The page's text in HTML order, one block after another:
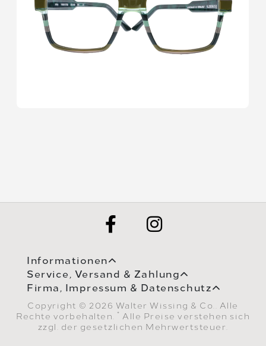
Informationen
Service, Versand & Zahlung
Firma, Impressum & Datenschutz
Copyright © 2026 Walter Wissing & Co.. Alle
Rechte vorbehalten.
* Alle Preise verstehen sich
zzgl. der gesetzlichen Mehrwertsteuer.